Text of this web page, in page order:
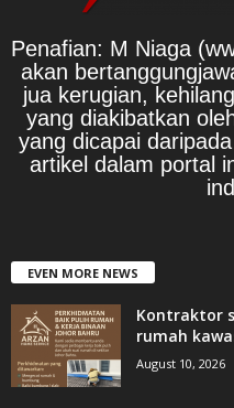
Penafian: M Niaga
akan
jua kerugian,
yang diakibatkan
yang dicapai
artikel dalam portal
EVEN MORE NEWS
Kontraktor
rumah
August 10, 2026